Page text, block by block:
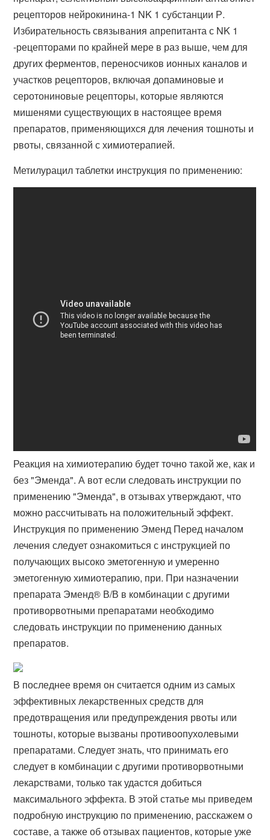
рецепторов нейрокинина-1 NK 1 субстанции Р.
Избирательность связывания апрепитанта с NK 1
-рецепторами по крайней мере в раз выше, чем для
других ферментов, переносчиков ионных каналов и
участков рецепторов, включая допаминовые и
серотониновые рецепторы, которые являются
мишенями существующих в настоящее время
препаратов, применяющихся для лечения тошноты и
рвоты, связанной с химиотерапией.
Метилурацил таблетки инструкция по применению:
Реакция на химиотерапию будет точно такой же, как и
без "Эменда". А вот если следовать инструкции по
применению "Эменда", в отзывах утверждают, что
можно рассчитывать на положительный эффект.
Инструкция по применению Эменд Перед началом
лечения следует ознакомиться с инструкцией по
получающих высоко эметогенную и умеренно
эметогенную химиотерапию, при. При назначении
препарата Эменд® В/В в комбинации с другими
противорвотными препаратами необходимо
следовать инструкции по применению данных
препаратов.
В последнее время он считается одним из самых
эффективных лекарственных средств для
предотвращения или предупреждения рвоты или
тошноты, которые вызваны противоопухолевыми
препаратами. Следует знать, что принимать его
следует в комбинации с другими противорвотными
лекарствами, только так удастся добиться
максимального эффекта. В этой статье мы приведем
подробную инструкцию по применению, расскажем о
составе, а также об отзывах пациентов, которые уже